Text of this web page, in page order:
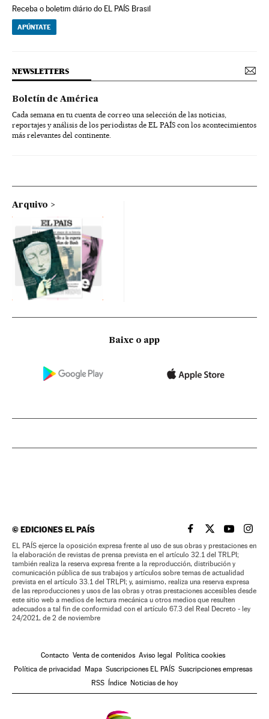
Receba o boletim diário do EL PAÍS Brasil
APÚNTATE
NEWSLETTERS
Boletín de América
Cada semana en tu cuenta de correo una selección de las noticias,
reportajes y análisis de los periodistas de EL PAÍS con los acontecimientos
más relevantes del continente.
Arquivo
Baixe o app
©EDICIONES EL PAÍS EL PAÍS BRASIL EN
EL PAÍSEL PAÍS
EL
EL PAÍS ejerce la oposición expresa frente al uso de sus obras y prestaciones en
la elaboración de revistas de prensa prevista en el artículo 32.1 del TRLPI;
también realiza la reserva expresa frente a la reproducción, distribución y
comunicación pública de sus trabajos y artículos sobre temas de actualidad
prevista en el artículo 33.1 del TRLPI; y, asimismo, realiza una reserva expresa
de las reproducciones y usos de las obras y otras prestaciones accesibles desde
este sitio web a medios de lectura mecánica u otros medios que resulten
adecuados a tal fin de conformidad con el artículo 67.3 del Real Decreto - ley
24/2021, de 2 de noviembre
Contacto Venta de contenidos Aviso legal Política cookies
Política de privacidad Mapa Suscripciones EL PAÍS Suscripciones empresas
RSS Índice Noticias de hoy